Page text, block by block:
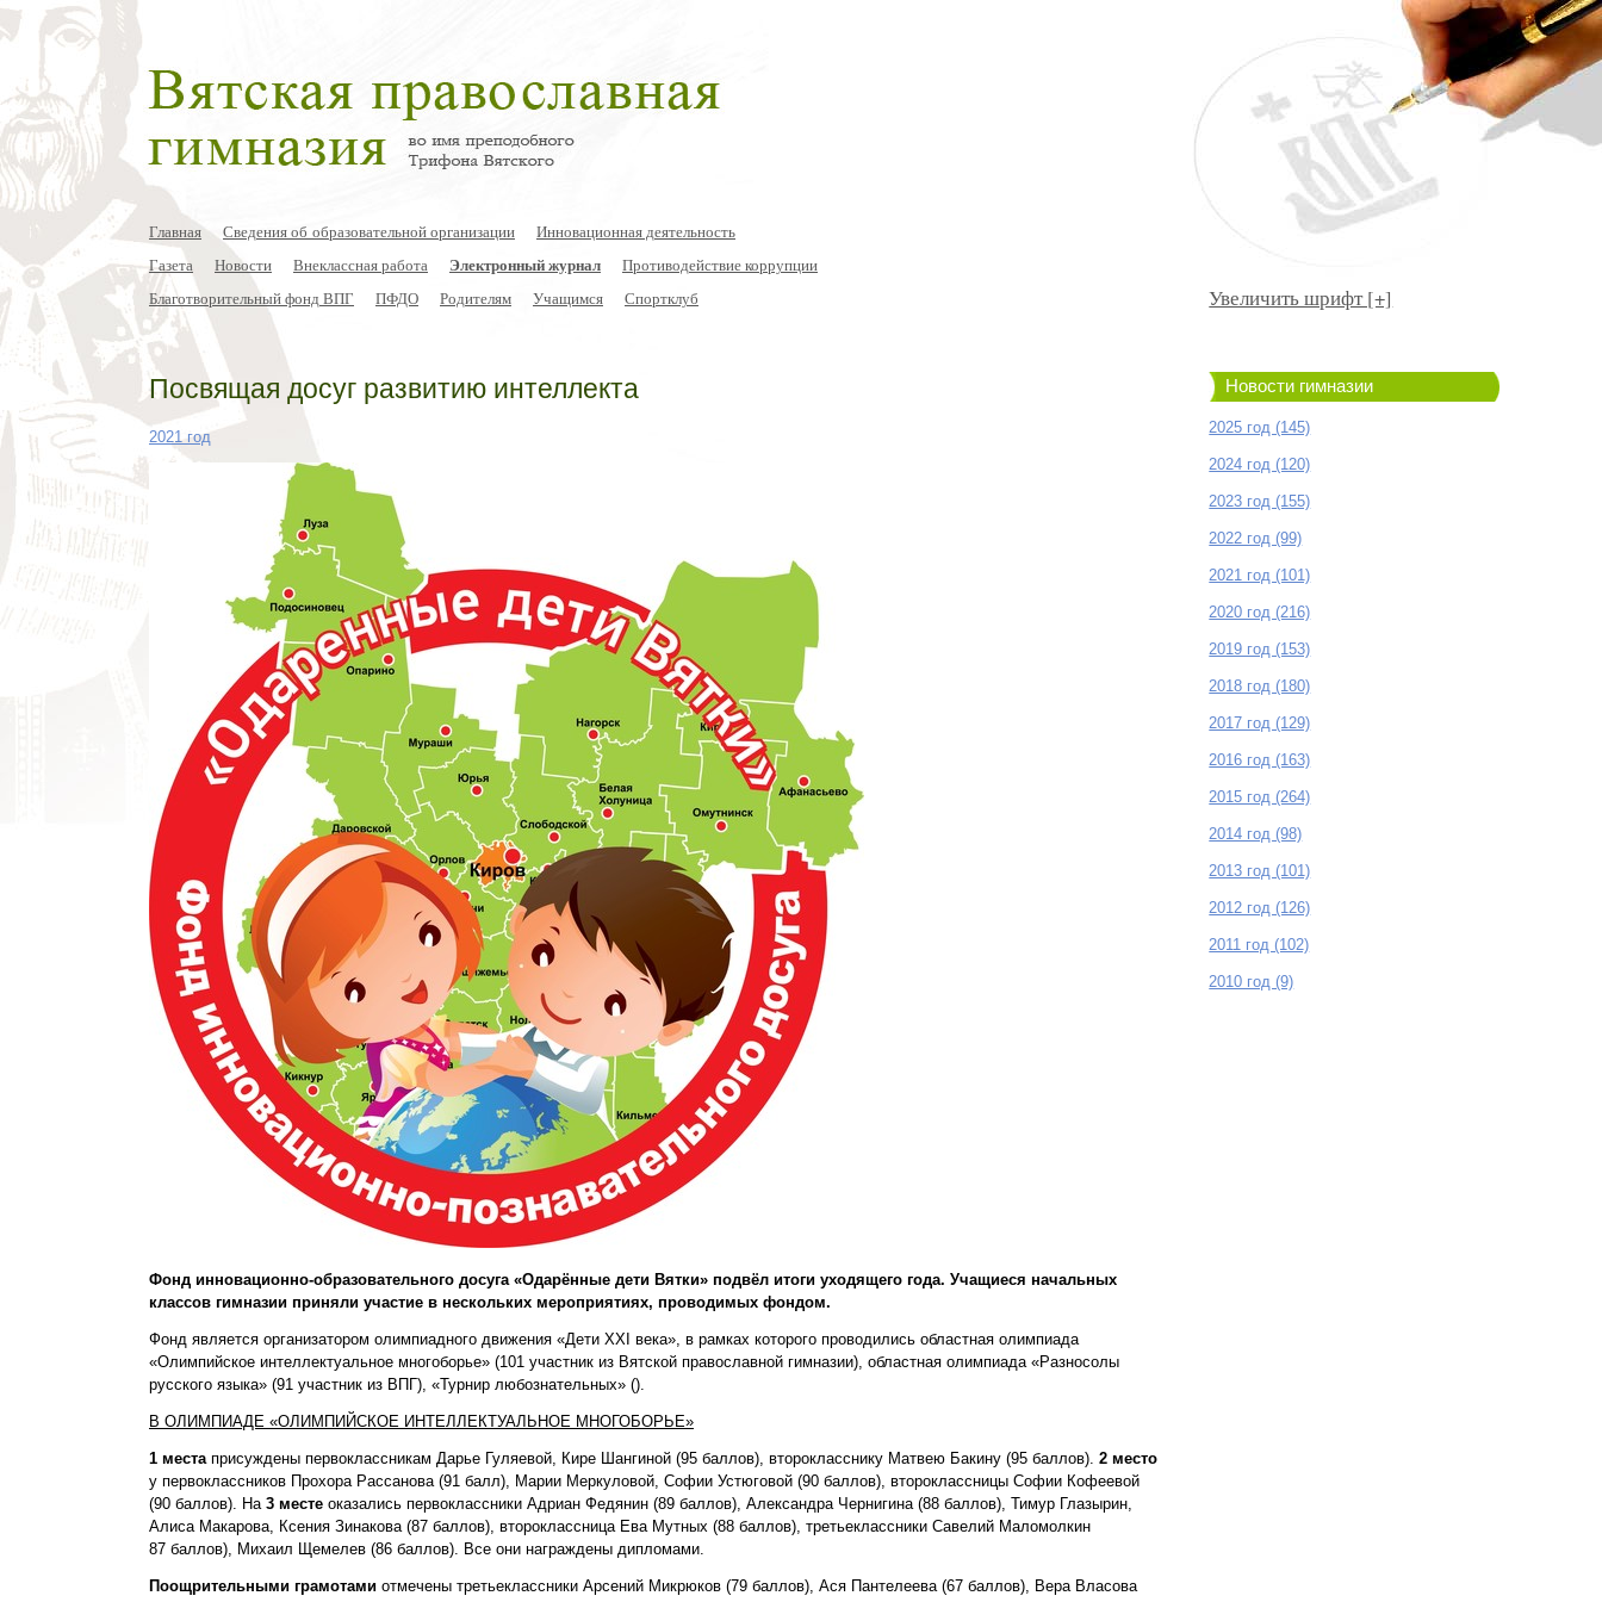
Главная Сведения об образовательной организации
Инновационная деятельность
Газета
Новости Внеклассная работа Электронный журнал
Противодействие коррупции
Благотворительный фонд ВПГ
ПФДО Родителям Учащимся Спортклуб Увеличить шрифт [+]
Посвящая досуг развитию интеллекта
2021 год
Фонд инновационно-образовательного досуга «Одарённые дети Вятки» подвёл итоги уходящего года. Учащиеся начальных
классов гимназии приняли участие в нескольких мероприятиях, проводимых фондом.
Фонд является организатором олимпиадного движения «Дети XXI века», в рамках которого проводились областная олимпиада
«Олимпийское интеллектуальное многоборье» (101 участник из Вятской православной гимназии), областная олимпиада «Разносолы
русского языка» (91 участник из ВПГ), «Турнир любознательных» ().
В ОЛИМПИАДЕ «ОЛИМПИЙСКОЕ ИНТЕЛЛЕКТУАЛЬНОЕ МНОГОБОРЬЕ»
1 местаприсуждены первоклассникам Дарье Гуляевой, Кире Шангиной (95 баллов), второкласснику Матвею Бакину (95 баллов). 2 место
у первоклассников Прохора Рассанова (91 балл), Марии Меркуловой, Софии Устюговой (90 баллов), второклассницы Софии Кофеевой
(90 баллов). На 3 месте оказались первоклассники Адриан Федянин (89 баллов), Александра Чернигина (88 баллов), Тимур Глазырин,
Алиса Макарова, Ксения Зинакова (87 баллов), второклассница Ева Мутных (88 баллов), третьеклассники Савелий Маломолкин
87 баллов), Михаил Щемелев (86 баллов). Все они награждены дипломами.
Поощрительными грамотами отмечены третьеклассники Арсений Микрюков (79 баллов), Ася Пантелеева (67 баллов), Вера Власова
Новости гимназии
2025 год (145)
2024 год (120)
2023 год (155)
2022 год (99)
2021 год (101)
2020 год (216)
2019 год (153)
2018 год (180)
2017 год (129)
2016 год (163)
2015 год (264)
2014 год (98)
2013 год (101)
2012 год (126)
2011 год (102)
2010 год (9)